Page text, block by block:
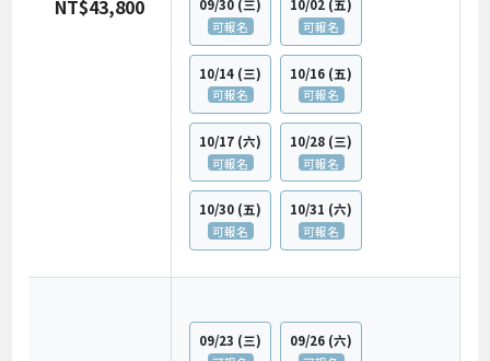
NT$43,800 09/30 (三)
可報名
10/02 (五)
可報名
10/14 (三)
可報名
10/16 (五)
可報名
10/17 (六)
可報名
10/28 (三)
可報名
10/30 (五)
可報名
10/31 (六)
可報名
09/23 (三)
09/26 (六)